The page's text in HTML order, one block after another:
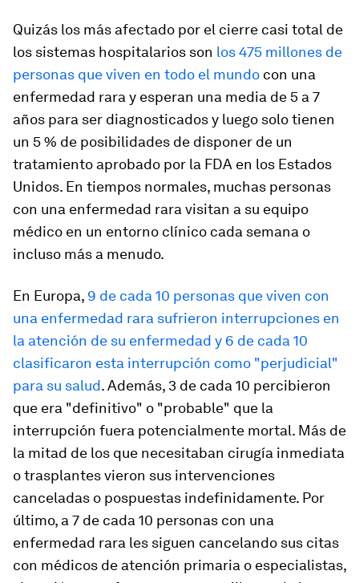
Quizás los más afectado por el cierre casi total de
los sistemas hospitalarios son los 475 millones de
personas que viven en todo el mundo con una
enfermedad rara y esperan una media de 5 a 7
años para ser diagnosticados y luego solo tienen
un 5 % de posibilidades de disponer de un
tratamiento aprobado por la FDA en los Estados
Unidos. En tiempos normales, muchas personas
con una enfermedad rara visitan a su equipo
médico en un entorno clínico cada semana o
incluso más a menudo.
En Europa, 9 de cada 10 personas que viven con
una enfermedad rara sufrieron interrupciones en
la atención de su enfermedad y 6 de cada 10
clasificaron esta interrupción como "perjudicial"
para su salud. Además, 3 de cada 10 percibieron
que era "definitivo" o "probable" que la
interrupción fuera potencialmente mortal. Más de
la mitad de los que necesitaban cirugía inmediata
o trasplantes vieron sus intervenciones
canceladas o pospuestas indefinidamente. Por
último, a 7 de cada 10 personas con una
enfermedad rara les siguen cancelando sus citas
con médicos de atención primaria o especialistas,